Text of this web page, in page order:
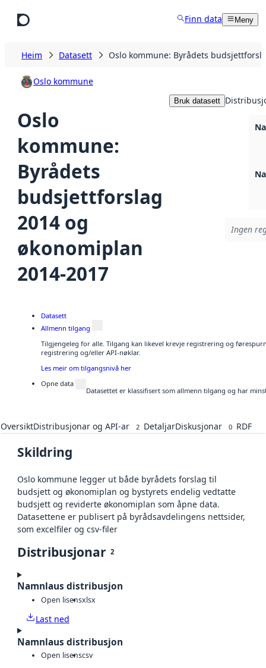
Finn data Meny
Heim Datasett Oslo kommune: Byrådets
Oslo kommune
Oslo
kommune:
Byrådets
budsjettforslag
2014 og
økonomiplan
2014-2017
Bruk datasett
Ingen
Datasett
Allmenn tilgang
Tilgjengeleg for alle. Tilgang kan likevel krevje registrering og
registrering og/eller API-nøklar.
Les meir om tilgangsnivå her
Opne data
Datasettet er klassifisert som allmenn tilgang og har
OversiktDistribusjonar og API-ar 2 DetaljarDiskusjonar 0 RDF
Skildring
Oslo kommune legger ut både byrådets forslag til
budsjett og økonomiplan og bystyrets endelig vedtatte
budsjett og reviderte økonomiplan som åpne data.
Datasettene er publisert på byrådsavdelingens nettsider,
som excelfiler og csv-filer
Distribusjonar 2
Namnlaus distribusjon
Open lisensxlsx
Last ned
Namnlaus distribusjon
Open lisenscsv